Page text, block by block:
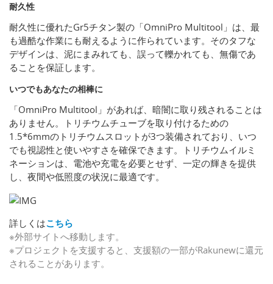
耐久性
耐久性に優れたGr5チタン製の「OmniPro Multitool」は、最
も過酷な作業にも耐えるように作られています。そのタフな
デザインは、泥にまみれても、誤って轢かれても、無傷であ
ることを保証します。
いつでもあなたの相棒に
「OmniPro Multitool」があれば、暗闇に取り残されることは
ありません。トリチウムチューブを取り付けるための
1.5*6mmのトリチウムスロットが3つ装備されており、いつ
でも視認性と使いやすさを確保できます。トリチウムイルミ
ネーションは、電池や充電を必要とせず、一定の輝きを提供
し、夜間や低照度の状況に最適です。
詳しくはこちら
※外部サイトへ移動します。
※プロジェクトを支援すると、支援額の一部がRakunewに還元
されることがあります。